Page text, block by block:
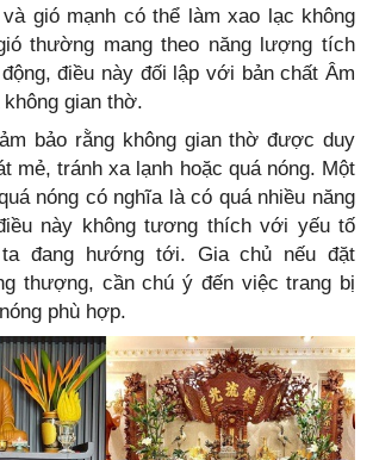
gió mạnh có thể làm xao lạc không
thường mang theo năng lượng tích
điều này đối lập với bản chất Âm
gian thờ.
bảo rằng không gian thờ được duy
mẻ, tránh xa lạnh hoặc quá nóng. Một
nóng có nghĩa là có quá nhiều năng
này không tương thích với yếu tố
đang hướng tới. Gia chủ nếu đặt
thượng, cần chú ý đến việc trang bị
phù hợp.